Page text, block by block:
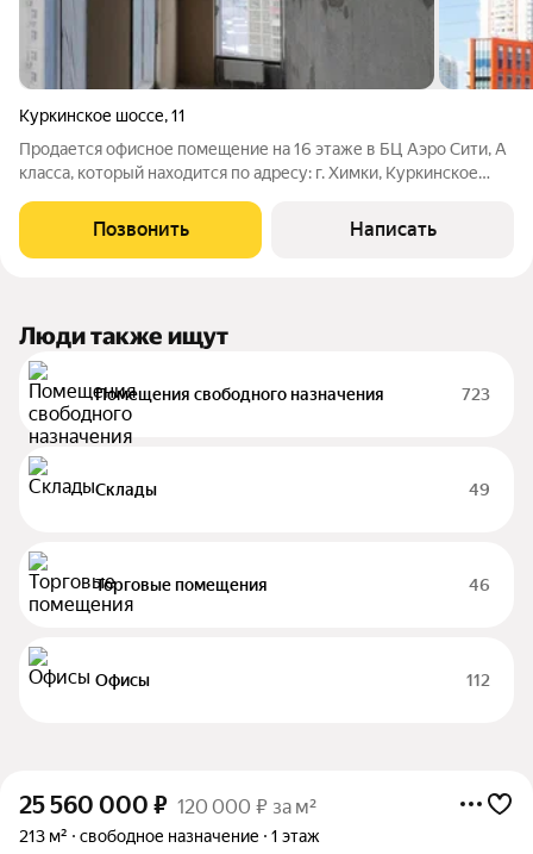
Куркинское шоссе,11
Продается офисное помещение на 16 этаже в БЦ Аэро Сити, А
класса, который находится по адресу: г. Химки, Куркинское
Сходненская и Ховрино. От метро удобней добираться на
городском транспорте или
Позвонить Написать
Люди также ищут
Помещения свободного назначения 723
Склады 49
Торговые помещения 46
Офисы 112
25 560 000 ₽ 120 000 ₽ за м²
213 м² свободное назначение 1 этаж